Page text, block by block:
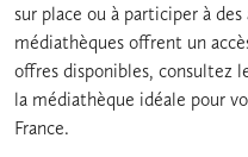
sur place ou à participer à
médiathèques offrent un
offres disponibles, consultez
la médiathèque idéale pour
France.